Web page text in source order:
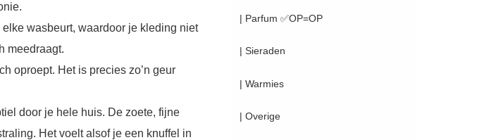
wasbeurt, waardoor je kleding niet
meedraagt.
oproept. Het is precies zo’n geur
door je hele huis. De zoete, fijne
Het voelt alsof je een knuffel in
| Parfum ✅OP=OP
| Sieraden
| Warmies
| Overige